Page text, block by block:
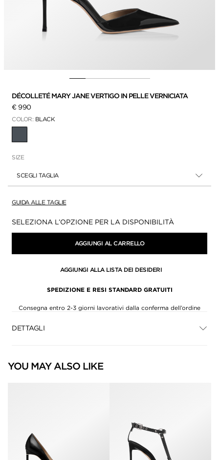
DÉCOLLETÉ MARY JANE VERTIGO IN PELLE VERNICIATA
€ 990
COLOR: BLACK
SIZE
SCEGLI TAGLIA
GUIDA ALLE TAGLIE
Disponibilità:
SELEZIONA L’OPZIONE PER LA DISPONIBILITÀ
AGGIUNGI AL CARRELLO
AGGIUNGI ALLA LISTA DEI DESIDERI
SPEDIZIONE E RESI STANDARD GRATUITI
Consegna entro 2-3 giorni lavorativi dalla conferma dell’ordine
DETTAGLI
YOU MAY ALSO LIKE